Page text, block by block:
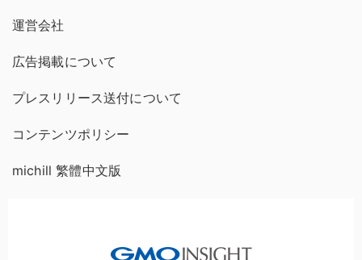
運営会社
広告掲載について
プレスリリース送付について
コンテンツポリシー
michill 繁體中文版